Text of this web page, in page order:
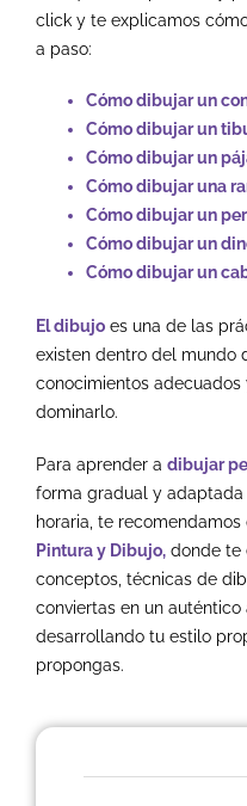
click y te explicamos
a paso:
Cómo dibujar un
Cómo dibujar un
Cómo dibujar un
Cómo dibujar una
Cómo dibujar un
Cómo dibujar un
Cómo dibujar un
El dibujo es una de las
existen dentro del mundo
conocimientos
dominarlo.
Para aprender a dibujar
forma gradual y
horaria, te
Pintura y Dibujo, donde te
conceptos, técnicas de
conviertas en un
desarrollando tu estilo
propongas.